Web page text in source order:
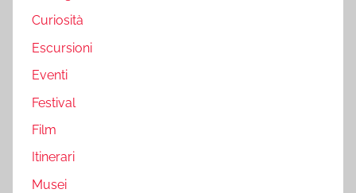
Curiosità
Escursioni
Eventi
Festival
Film
Itinerari
Musei